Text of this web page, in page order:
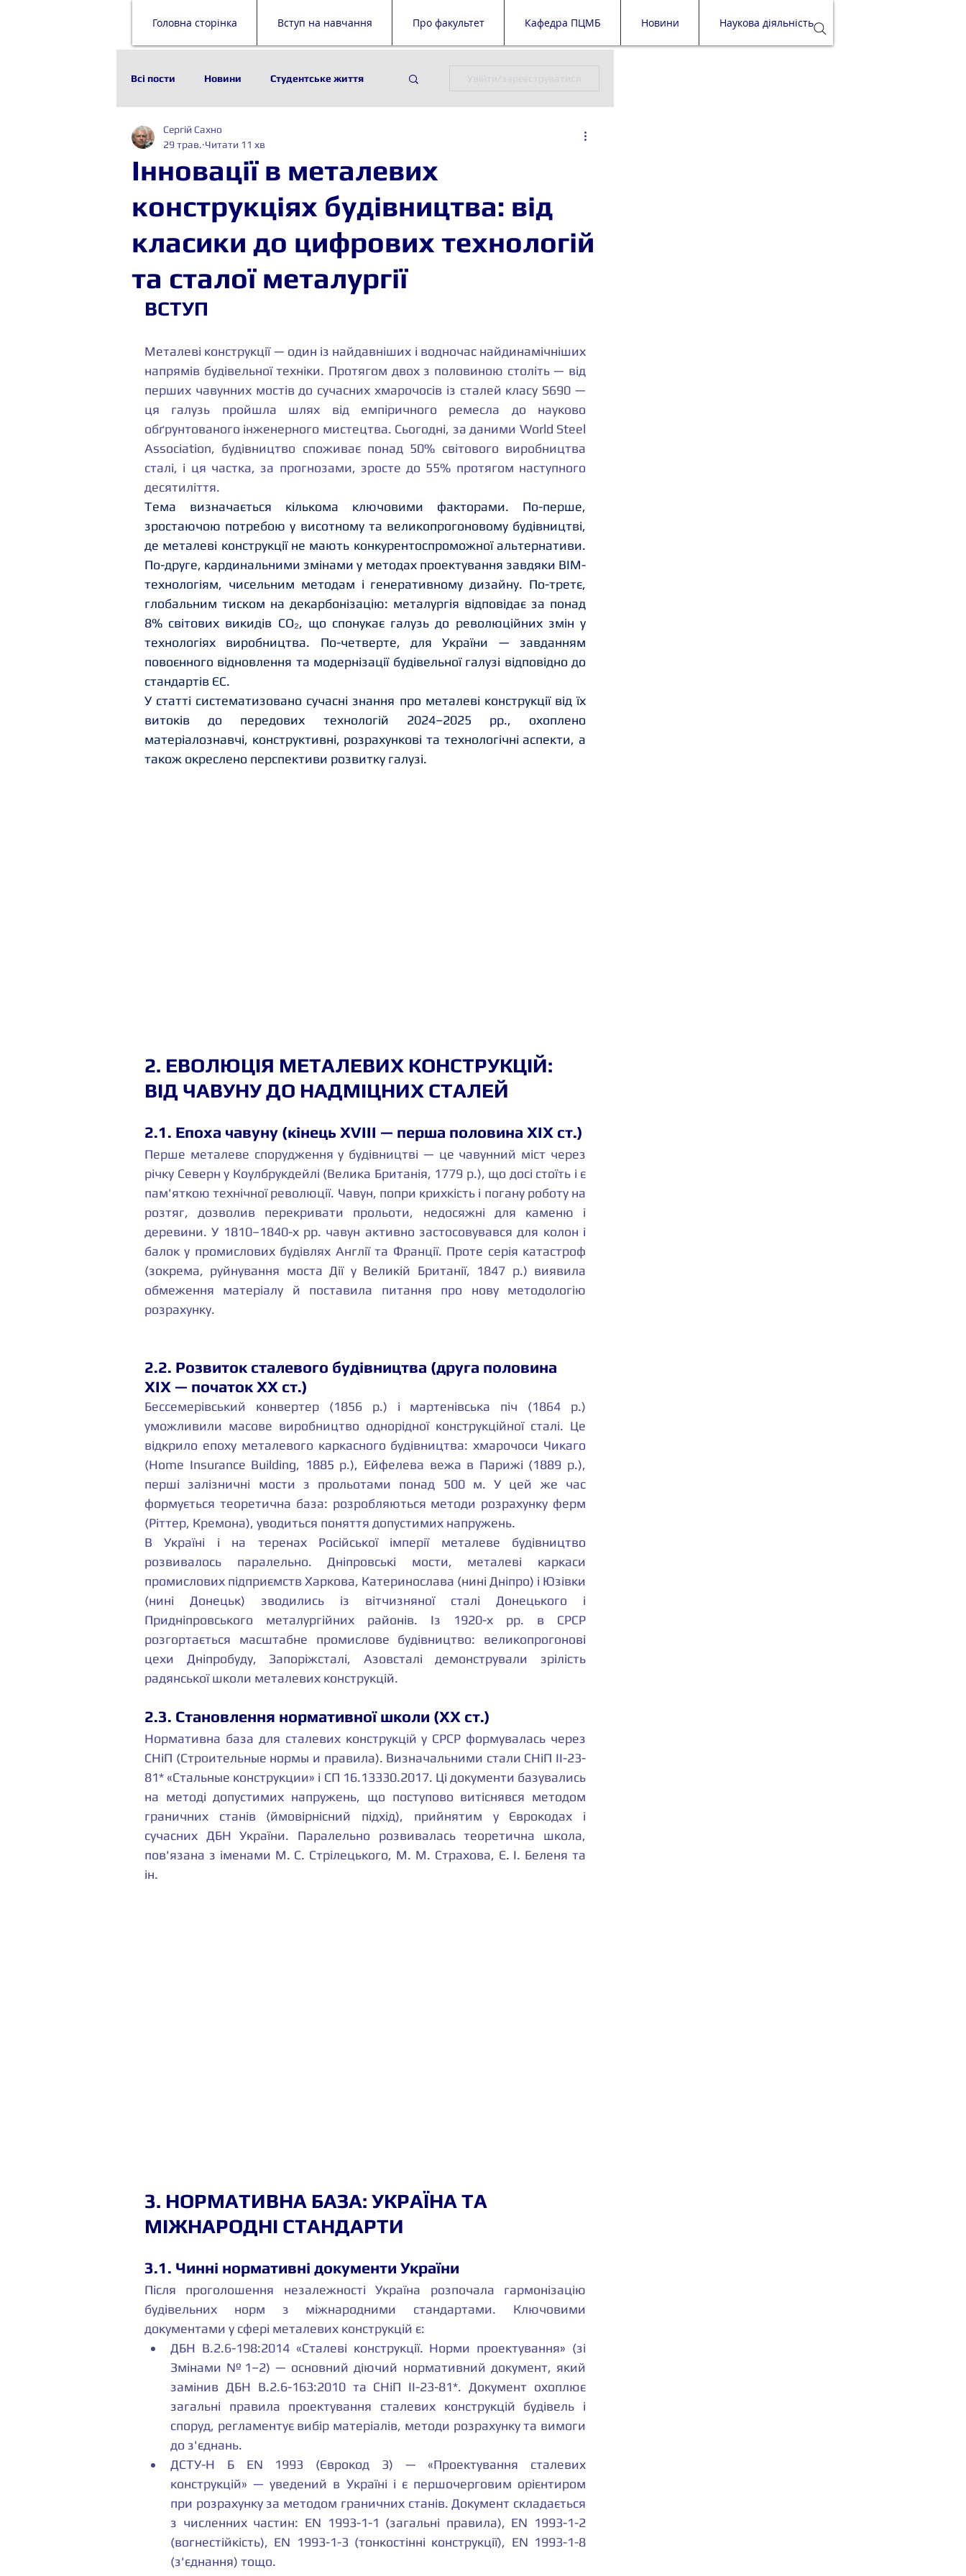
Головна сторінка Вступ на навчання Про факультет Кафедра ПЦМБ Новини Наукова діяльність
Всі пости Новини Студентське життя
Наука Історія
Будівельний дайджест
Інновації в металевих
конструкціях будівництва: від
класики до цифрових технологій
та сталої металургії
Сергій Сахно
29 трав. Читати 11 хв
ВСТУП
Металеві конструкції — один із найдавніших і водночас найдинамічніших
напрямів будівельної техніки. Протягом двох з половиною століть — від
перших чавунних мостів до сучасних хмарочосів із сталей класу S690 —
ця галузь пройшла шлях від емпіричного ремесла до науково
обґрунтованого інженерного мистецтва. Сьогодні, за даними World Steel
Association, будівництво споживає понад 50% світового виробництва
сталі, і ця частка, за прогнозами, зросте до 55% протягом наступного
десятиліття.
Тема визначається кількома ключовими факторами. По-перше,
зростаючою потребою у висотному та великопрогоновому будівництві,
де металеві конструкції не мають конкурентоспроможної альтернативи.
По-друге, кардинальними змінами у методах проектування завдяки BIM-
технологіям, чисельним методам і генеративному дизайну. По-третє,
глобальним тиском на декарбонізацію: металургія відповідає за понад
8% світових викидів CO₂, що спонукає галузь до революційних змін у
технологіях виробництва. По-четверте, для України — завданням
повоєнного відновлення та модернізації будівельної галузі відповідно до
стандартів ЄС.
У статті систематизовано сучасні знання про металеві конструкції від їх
витоків до передових технологій 2024–2025 рр., охоплено
матеріалознавчі, конструктивні, розрахункові та технологічні аспекти, а
також окреслено перспективи розвитку галузі.
2. ЕВОЛЮЦІЯ МЕТАЛЕВИХ КОНСТРУКЦІЙ:
ВІД ЧАВУНУ ДО НАДМІЦНИХ СТАЛЕЙ
2.1. Епоха чавуну (кінець XVIII — перша половина XIX ст.)
Перше металеве спорудження у будівництві — це чавунний міст через
річку Северн у Коулбрукдейлі (Велика Британія, 1779 р.), що досі стоїть і є
пам'яткою технічної революції. Чавун, попри крихкість і погану роботу на
розтяг, дозволив перекривати прольоти, недосяжні для каменю і
деревини. У 1810–1840-х рр. чавун активно застосовувався для колон і
балок у промислових будівлях Англії та Франції. Проте серія катастроф
(зокрема, руйнування моста Дії у Великій Британії, 1847 р.) виявила
обмеження матеріалу й поставила питання про нову методологію
розрахунку.
2.2. Розвиток сталевого будівництва (друга половина
XIX — початок XX ст.)
Бессемерівський конвертер (1856 р.) і мартенівська піч (1864 р.)
уможливили масове виробництво однорідної конструкційної сталі. Це
відкрило епоху металевого каркасного будівництва: хмарочоси Чикаго
(Home Insurance Building, 1885 р.), Ейфелева вежа в Парижі (1889 р.),
перші залізничні мости з прольотами понад 500 м. У цей же час
формується теоретична база: розробляються методи розрахунку ферм
(Ріттер, Кремона), уводиться поняття допустимих напружень.
В Україні і на теренах Російської імперії металеве будівництво
розвивалось паралельно. Дніпровські мости, металеві каркаси
промислових підприємств Харкова, Катеринослава (нині Дніпро) і Юзівки
(нині Донецьк) зводились із вітчизняної сталі Донецького і
Придніпровського металургійних районів. Із 1920-х рр. в СРСР
розгортається масштабне промислове будівництво: великопрогонові
цехи Дніпробуду, Запоріжсталі, Азовсталі демонстрували зрілість
радянської школи металевих конструкцій.
2.3. Становлення нормативної школи (XX ст.)
Нормативна база для сталевих конструкцій у СРСР формувалась через
СНіП (Строительные нормы и правила). Визначальними стали СНіП II-23-
81* «Стальные конструкции» і СП 16.13330.2017. Ці документи базувались
на методі допустимих напружень, що поступово витіснявся методом
граничних станів (ймовірнісний підхід), прийнятим у Єврокодах і
сучасних ДБН України. Паралельно розвивалась теоретична школа,
пов'язана з іменами М. С. Стрілецького, М. М. Страхова, Є. І. Беленя та
ін.
3. НОРМАТИВНА БАЗА: УКРАЇНА ТА
МІЖНАРОДНІ СТАНДАРТИ
3.1. Чинні нормативні документи України
Після проголошення незалежності Україна розпочала гармонізацію
будівельних норм з міжнародними стандартами. Ключовими
документами у сфері металевих конструкцій є:
ДБН В.2.6-198:2014 «Сталеві конструкції. Норми проектування» (зі
Змінами №1–2) — основний діючий нормативний документ, який
замінив ДБН В.2.6-163:2010 та СНіП II-23-81*. Документ охоплює
загальні правила проектування сталевих конструкцій будівель і
споруд, регламентує вибір матеріалів, методи розрахунку та вимоги
до з'єднань.
ДСТУ-Н Б EN 1993 (Єврокод 3) — «Проектування сталевих
конструкцій» — уведений в Україні і є першочерговим орієнтиром
при розрахунку за методом граничних станів. Документ складається
з численних частин: EN 1993-1-1 (загальні правила), EN 1993-1-2
(вогнестійкість), EN 1993-1-3 (тонкостінні конструкції), EN 1993-1-8
(з'єднання) тощо.